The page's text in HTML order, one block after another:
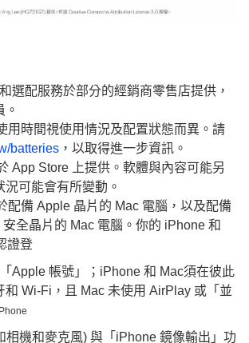
服務於部分的經銷商零售店提供，
間視使用情況及配置狀態而異。請
batteries ，以取得進一步資訊。
Store 上提供。軟體與內容可能另
可能會有所變動。
Apple 晶片的 Mac 電腦，以及配備
安全晶片的 Mac 電腦。你的 iPhone 和
證登
帳號」；iPhone 和 Mac須在彼此
和 Wi-Fi，且 Mac 未使用 AirPlay 或「並
和麥克風) 與「iPhone 鏡像輸出」功